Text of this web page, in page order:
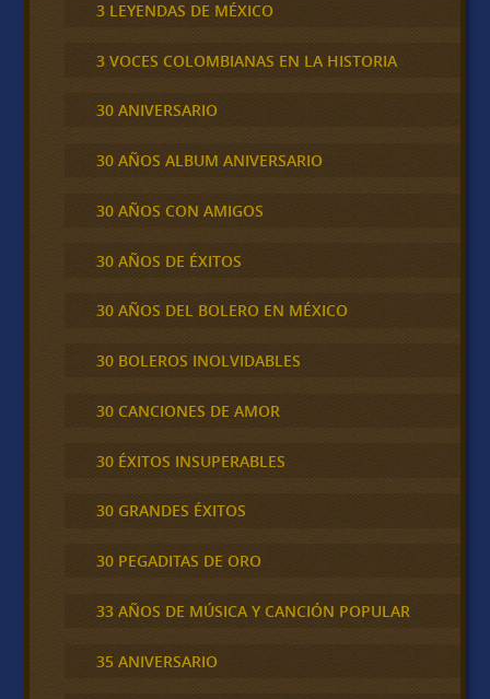
3 LEYENDAS DE MÉXICO
3 VOCES COLOMBIANAS EN LA HISTORIA
30 ANIVERSARIO
30 AÑOS ALBUM ANIVERSARIO
30 AÑOS CON AMIGOS
30 AÑOS DE ÉXITOS
30 AÑOS DEL BOLERO EN MÉXICO
30 BOLEROS INOLVIDABLES
30 CANCIONES DE AMOR
30 ÉXITOS INSUPERABLES
30 GRANDES ÉXITOS
30 PEGADITAS DE ORO
33 AÑOS DE MÚSICA Y CANCIÓN POPULAR
35 ANIVERSARIO